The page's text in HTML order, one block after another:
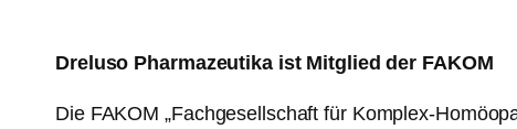
Dreluso Pharmazeutika ist Mitglied der FAKOM
Die FAKOM „Fachgesellschaft für Komplex-